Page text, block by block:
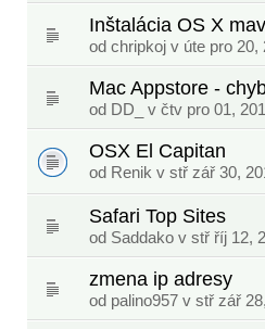
Inštalácia OS X
od chripkoj v úte pro 20,
Mac Appstore -
od DD_ v čtv pro 01,
OSX El Capitan
od Renik v stř zář 30,
Safari Top Sites
od Saddako v stř říj 12,
zmena ip adresy
od palino957 v stř zář